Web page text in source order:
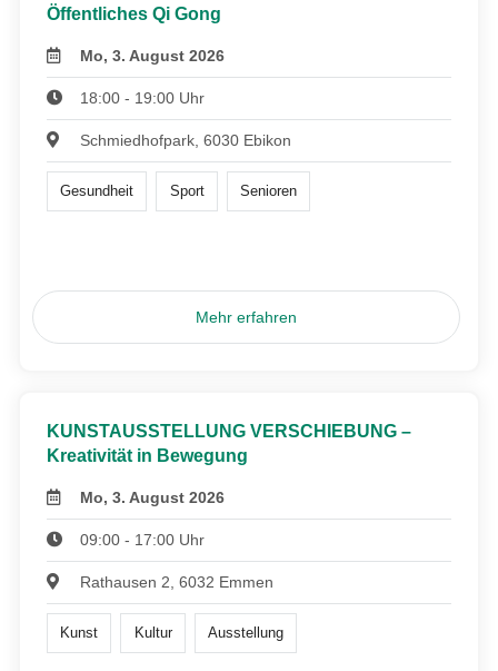
Öffentliches Qi Gong
Mo, 3. August 2026
18:00 - 19:00 Uhr
Schmiedhofpark, 6030 Ebikon
Gesundheit Sport Senioren
Mehr erfahren
KUNSTAUSSTELLUNG VERSCHIEBUNG –
Kreativität in Bewegung
Mo, 3. August 2026
09:00 - 17:00 Uhr
Rathausen 2, 6032 Emmen
Kunst Kultur Ausstellung